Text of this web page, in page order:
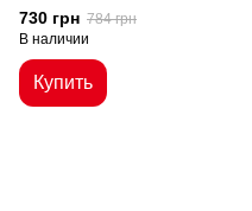
730 грн 784 грн
В наличии
Купить